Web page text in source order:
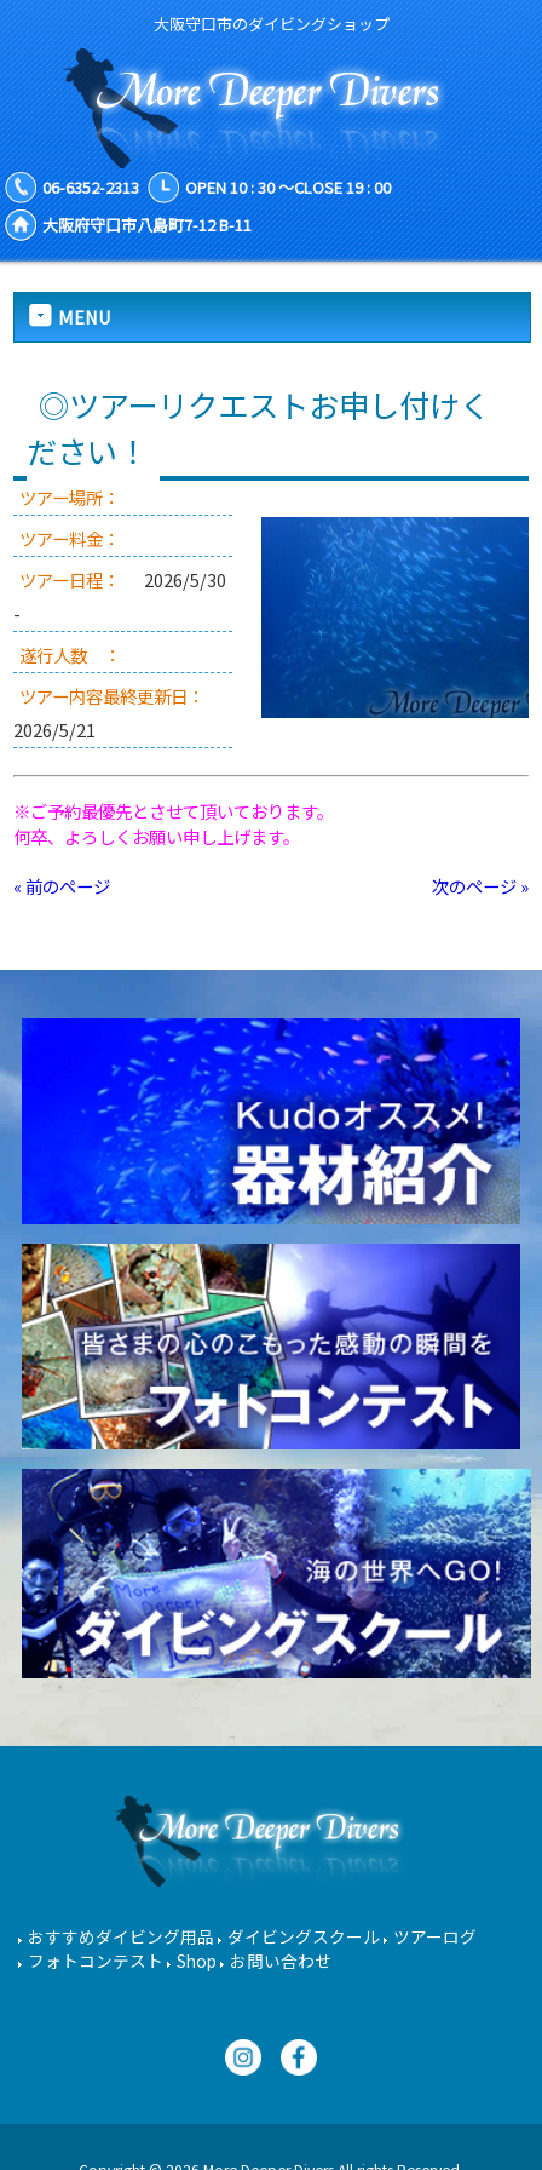
大阪守口市のダイビングショップ
06-6352-2313
OPEN 10 : 30 ～CLOSE 19 : 00
大阪府守口市八島町7-12 B-11
MENU
◎ツアーリクエストお申し付けく
ださい！
ツアー場所：
ツアー料金：
ツアー日程：
2026/5/30
-
遂行人数 ：
ツアー内容最終更新日：
2026/5/21
※ご予約最優先とさせて頂いております。
何卒、よろしくお願い申し上げます。
« 前のページ
次のページ »
おすすめダイビング用品 ダイビングスクール ツアーログ
フォトコンテスト
Shop お問い合わせ